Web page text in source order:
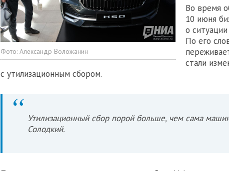
Фото: Александр Воложанин
Во время
10 июня
о
По его
стали
с утилизационным сбором.
Утилизационный сбор порой больше, чем сама
Солодкий.